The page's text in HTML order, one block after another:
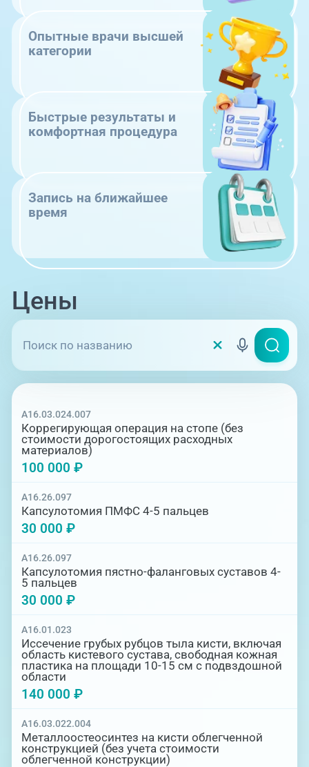
Опытные врачи высшей
категории
Быстрые результаты и
комфортная процедура
Запись на ближайшее
время
Цены
A16.03.024.007
Коррегирующая операция на стопе (без
стоимости дорогостоящих расходных
материалов)
100 000 ₽
A16.26.097
Капсулотомия ПМФС 4-5 пальцев
30 000 ₽
A16.26.097
Капсулотомия пястно-фаланговых суставов 4-
5 пальцев
30 000 ₽
A16.01.023
Иссечение грубых рубцов тыла кисти, включая
область кистевого сустава, свободная кожная
пластика на площади 10-15 см с подвздошной
области
140 000 ₽
A16.03.022.004
Металлоостеосинтез на кисти облегченной
конструкцией (без учета стоимости
облегченной конструкции)